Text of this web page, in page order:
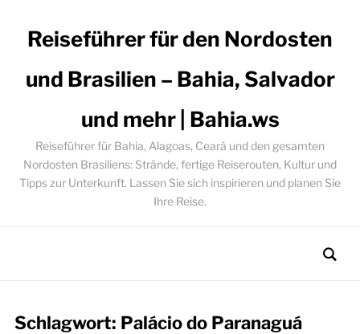
Reiseführer für den Nordosten
und Brasilien – Bahia, Salvador
und mehr | Bahia.ws
Reiseführer für Bahia, Alagoas, Ceará und den gesamten
Nordosten Brasiliens: Strände, fertige Reiserouten, Kultur und
Tipps zur Unterkunft. Lassen Sie sich inspirieren und planen Sie
Ihre Reise.
Schlagwort: Palácio do Paranaguá